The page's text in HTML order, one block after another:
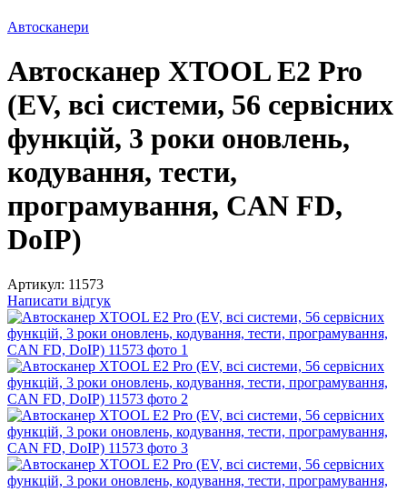
Автосканери
Автосканер XTOOL E2 Pro
(EV, всі системи, 56 сервісних
функцій, 3 роки оновлень,
кодування, тести,
програмування, CAN FD,
DoIP)
Артикул: 11573
Написати відгук